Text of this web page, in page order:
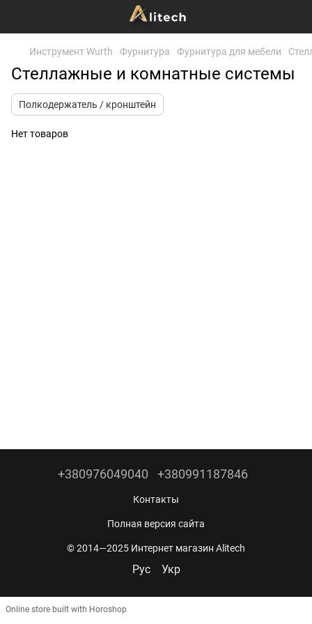
Инструмент Wurth Фурнитура Фурнитура для мебели
Стеллажные и комнатные системы
Полкодержатель / кронштейн
Нет товаров
+380976049040 +380991187846
Контакты
Полная версия сайта
© 2014—2025 Интернет магазин Alitech
Рус Укр
Online store built with Horoshop